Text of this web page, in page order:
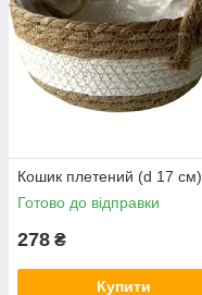
Кошик плетений (d 17 см)
Готово до відправки
278 ₴
Купити